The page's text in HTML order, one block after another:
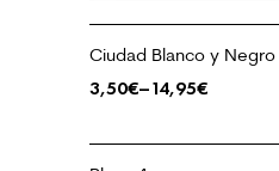
Ciudad Blanco y Negro
3,50€–14,95€